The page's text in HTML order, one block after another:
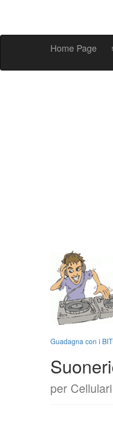
Home Page
Guadagna con i
per